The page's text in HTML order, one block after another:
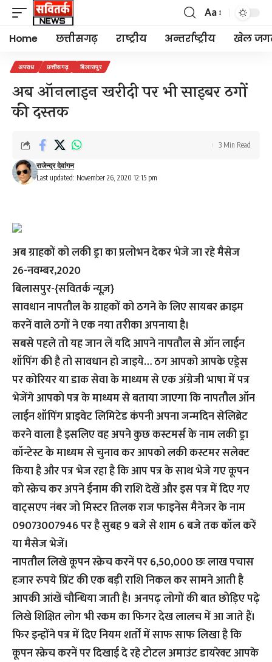
Font
Resizer
Aa
Home छत्तीसगढ़ राष्ट्रीय अन्तर्राष्ट्रीय खेल
अपराध छत्तीसगढ़ बिलासपुर
अब ऑनलाइन खरीदी पर भी साइबर ठगों
की दस्तक
Last updated: November 26, 2020 12:15 pm
राजेन्द्र देवांगन
3 Min Read
अब ग्राहकों को लकी ड्रा का प्रलोभन देकर भेजे जा रहे मैसेज
26-नवम्बर,2020
बिलासपुर-{सवितर्क न्यूज़}
सावधान नापतौल के ग्राहकों को ठगने के लिए सायबर क्राइम
करनें वाले ठगों ने एक नया तरीका अपनाया है।
सबसे पहले तो यह जान लें यदि आपने नापतौल से ऑन लाईन
शॉपिंग की है तो सावधान हो जाइये… ठग आपको आपके एड्रेस
पर कोरियर या डाक सेवा के माध्यम से एक अंग्रेजी भाषा में पत्र
भेजेंगे आपको पत्र के माध्यम से बताया जाएगा कि नापतौल ऑन
लाईन शॉपिंग प्राइवेट लिमिटेड कंपनी अपना जन्मदिन सेलिब्रेट
करने वाला है इसलिए वह अपने कुछ कस्टमर्स के नाम लकी ड्रा
कॉन्टेस्ट के माध्यम से चुनाव कर आपको लकी कस्टमर सलेक्ट
किया है और पत्र भेज रहा है कि आप पत्र के साथ भेजे गए कूपन
को स्क्रेच कर अपने ईनाम की राशि देखें और इस पत्र में दिए गए
वाट्सएप नंबर जो मिस्टर तिलक राज फाइनेंस मैनेजर के नाम
09073007946 पर है सुबह 9 बजे से शाम 6 बजे तक कॉल करें
या मैसेज भेजें।
नापतौल लिखे कूपन स्क्रेच करनें पर 6,50,000 छः लाख पचास
हजार रुपये प्रिंट की एक बड़ी राशि निकल कर सामने आती है
आपकी आंखें चौन्धिया जाती है। अनपढ़ लोगों की बात छोड़िए पढ़े
लिखे शिक्षित लोग भी रकम का फिगर देख लालच में आ जाते हैं।
फिर इन्होंने पत्र में दिए नियम शर्तों में साफ साफ लिखा है कि
कूपन स्क्रेच करनें पर दिखाई दे रहे टोटल अमाउंट डायरेक्ट आपके